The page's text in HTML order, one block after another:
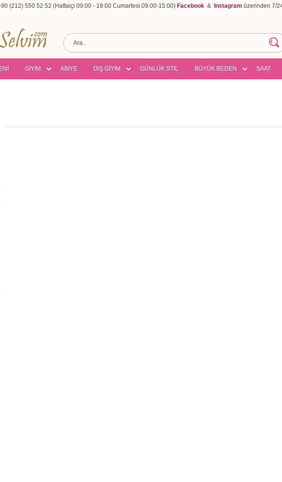
(212) 550 52 52 (Haftaiçi 09:00 - 19:00 Cumartesi 09:00-15:00) Facebook & Instagram üzerinden 7/
GİYİM ABİYE DIŞ GİYİM GÜNLÜK STİL BÜYÜK BEDEN SAAT